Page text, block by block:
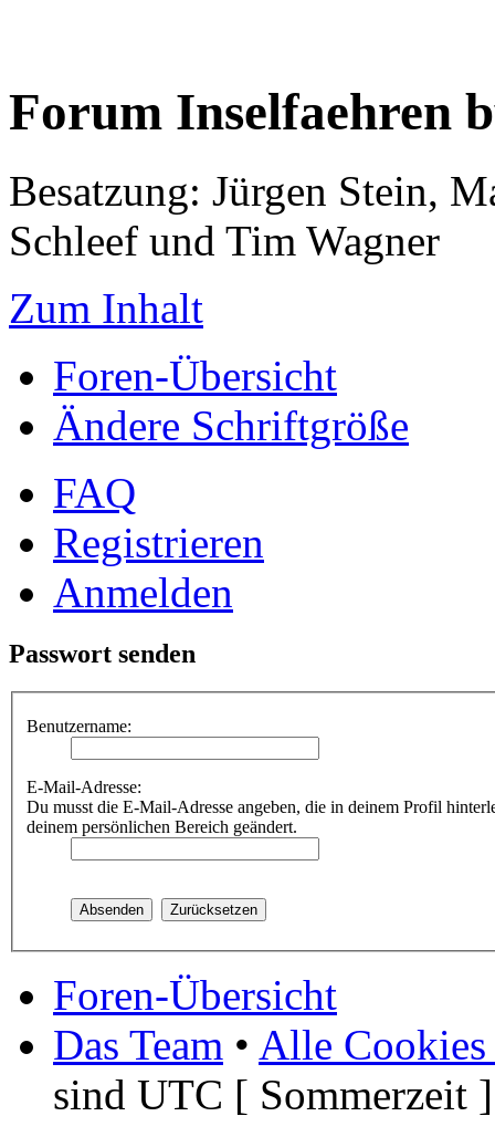
Forum Inselfaehren
Besatzung: Jürgen Stein,
Schleef und Tim Wagner
Zum Inhalt
Foren-Übersicht
Ändere Schriftgröße
FAQ
Registrieren
Anmelden
Passwort senden
Benutzername:
E-Mail-Adresse:
Du musst die E-Mail-Adresse angeben, die in deinem Profil
deinem persönlichen Bereich geändert.
Foren-Übersicht
Das Team • Alle Cookies
sind UTC [ Sommerzeit ]